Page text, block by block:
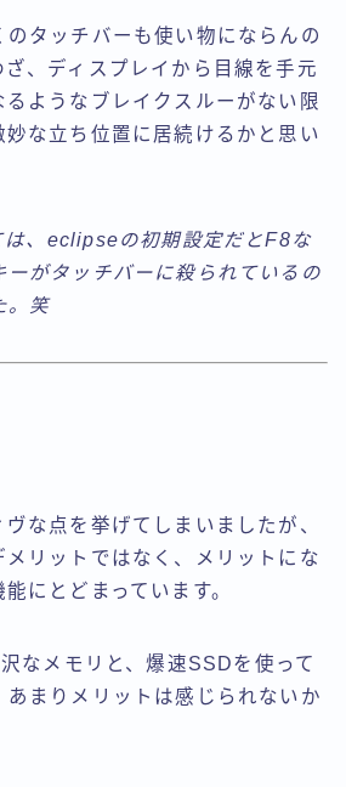
のタッチバーも使い物にならんの
、ディスプレイから目線を手元
るようなブレイクスルーがない限
妙な立ち位置に居続けるかと思い
、eclipseの初期設定だとF8な
ーがタッチバーに殺られているの
。笑
な点を挙げてしまいましたが、
メリットではなく、メリットにな
にとどまっています。
なメモリと、爆速SSDを使って
あまりメリットは感じられないか